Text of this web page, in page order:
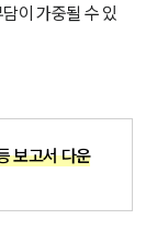
이 가중될 수 있
보고서 다운